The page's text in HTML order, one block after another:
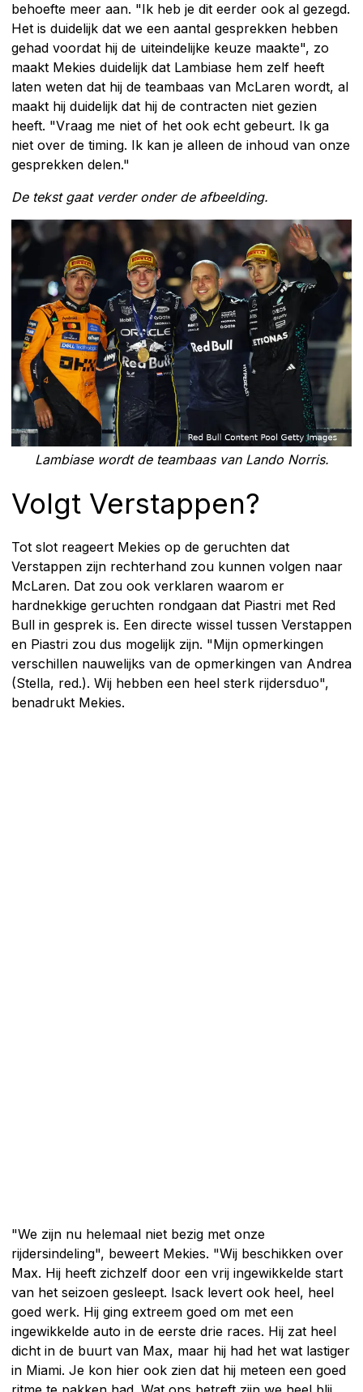
behoefte meer aan. "Ik heb je dit eerder ook al gezegd.
Het is duidelijk dat we een aantal gesprekken hebben
gehad voordat hij de uiteindelijke keuze maakte", zo
maakt Mekies duidelijk dat Lambiase hem zelf heeft
laten weten dat hij de teambaas van McLaren wordt, al
maakt hij duidelijk dat hij de contracten niet gezien
heeft. "Vraag me niet of het ook echt gebeurt. Ik ga
niet over de timing. Ik kan je alleen de inhoud van onze
gesprekken delen."
De tekst gaat verder onder de afbeelding.
Lambiase wordt de teambaas van Lando Norris.
Volgt Verstappen?
Tot slot reageert Mekies op de geruchten dat
Verstappen zijn rechterhand zou kunnen volgen naar
McLaren. Dat zou ook verklaren waarom er
hardnekkige geruchten rondgaan dat Piastri met Red
Bull in gesprek is. Een directe wissel tussen Verstappen
en Piastri zou dus mogelijk zijn. "Mijn opmerkingen
verschillen nauwelijks van de opmerkingen van Andrea
(Stella, red.). Wij hebben een heel sterk rijdersduo",
benadrukt Mekies.
"We zijn nu helemaal niet bezig met onze
rijdersindeling", beweert Mekies. "Wij beschikken over
Max. Hij heeft zichzelf door een vrij ingewikkelde start
van het seizoen gesleept. Isack levert ook heel, heel
goed werk. Hij ging extreem goed om met een
ingewikkelde auto in de eerste drie races. Hij zat heel
dicht in de buurt van Max, maar hij had het wat lastiger
in Miami. Je kon hier ook zien dat hij meteen een goed